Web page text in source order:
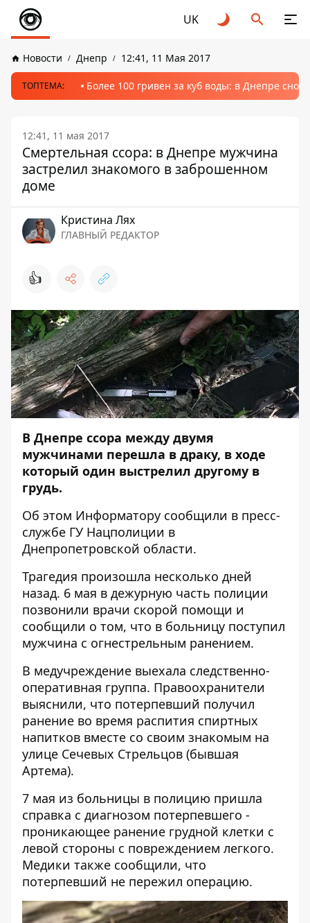
UK
Новости Днепр 12:41, 11 Мая 2017
ТОПТЕМА: Более 100 гривен за куб воды: в Днепре
12:41, 11 мая 2017
Смертельная ссора: в Днепре мужчина
застрелил знакомого в заброшенном
доме
Кристина Лях
ГЛАВНЫЙ РЕДАКТОР
👍
В Днепре ссора между двумя
мужчинами перешла в драку, в ходе
который один выстрелил другому в
грудь.
Об этом Информатору сообщили в пресс-
службе ГУ Нацполиции в
Днепропетровской области.
Трагедия произошла несколько дней
назад. 6 мая в дежурную часть полиции
позвонили врачи скорой помощи и
сообщили о том, что в больницу поступил
мужчина с огнестрельным ранением.
В медучреждение выехала следственно-
оперативная группа. Правоохранители
выяснили, что потерпевший получил
ранение во время распития спиртных
напитков вместе со своим знакомым на
улице Сечевых Стрельцов (бывшая
Артема).
7 мая из больницы в полицию пришла
справка с диагнозом потерпевшего -
проникающее ранение грудной клетки с
левой стороны с повреждением легкого.
Медики также сообщили, что
потерпевший не пережил операцию.